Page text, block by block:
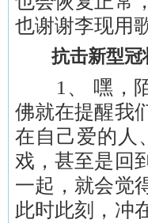
也谢谢李现用
抗击新型冠
1、 嘿，陌
佛就在提醒我
在自己爱的人
戏，甚至是回
一起，就会觉
此时此刻，冲